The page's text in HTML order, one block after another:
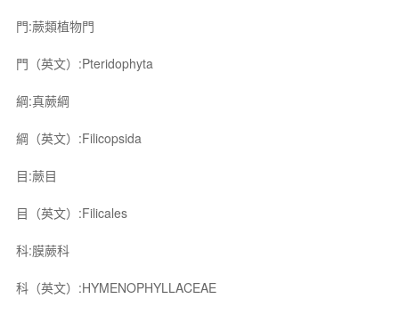
門:蕨類植物門
門（英文）:Pteridophyta
綱:真蕨綱
綱（英文）:Filicopsida
目:蕨目
目（英文）:Filicales
科:膜蕨科
科（英文）:HYMENOPHYLLACEAE